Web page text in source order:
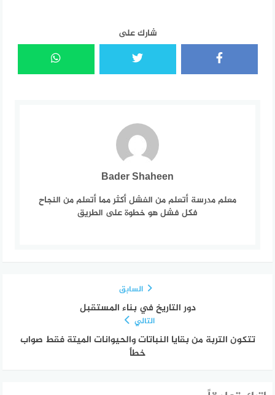
شارك على
Bader Shaheen
معلم مدرسة أتعلم من الفشل أكثر مما أتعلم من النجاح
فكل فشل هو خطوة على الطريق
السابق
دور التاريخ في بناء المستقبل
التالي
تتكون التربة من بقايا النباتات والحيوانات الميتة فقط صواب
خطأ